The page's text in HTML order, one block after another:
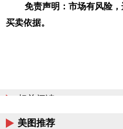
免责声明：市场有风险
买卖依据。
相关阅读
美图推荐